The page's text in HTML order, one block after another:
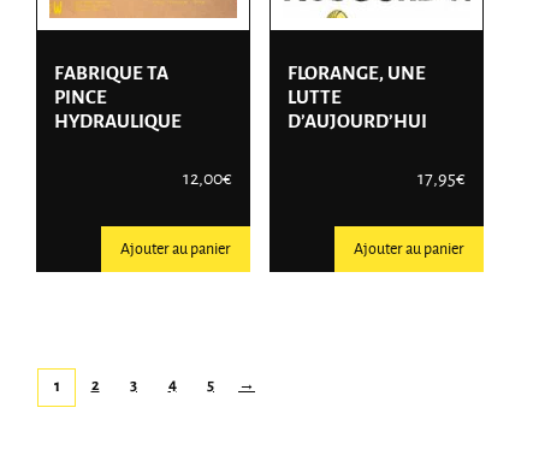
FABRIQUE TA
PINCE
HYDRAULIQUE
12,00€
Ajouter au panier
FLORANGE, UNE
LUTTE
D’AUJOURD’HUI
17,95€
Ajouter au panier
1 2 3 4 5 →